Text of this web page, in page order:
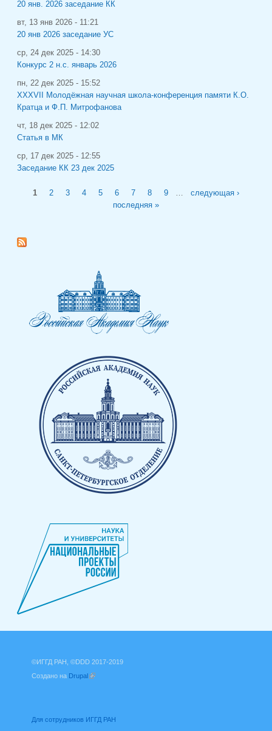
20 янв. 2026 заседание КК
вт, 13 янв 2026 - 11:21
20 янв 2026 заседание УС
ср, 24 дек 2025 - 14:30
Конкурс 2 н.с. январь 2026
пн, 22 дек 2025 - 15:52
XXXVII Молодёжная научная школа-конференция памяти К.О.
Кратца и Ф.П. Митрофанова
чт, 18 дек 2025 - 12:02
Статья в МК
ср, 17 дек 2025 - 12:55
Заседание КК 23 дек 2025
Страницы
1 2 3 4 5 6 7 8 9
следующая ›
последняя »
©ИГГД РАН, ©DDD 2017-2019
Создано на Drupal
Для сотрудников ИГГД РАН